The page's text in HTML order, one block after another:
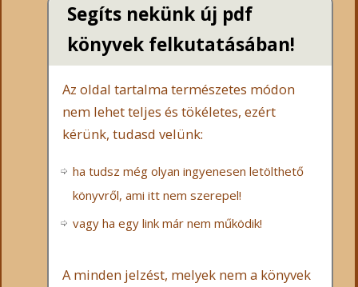
Segíts nekünk új pdf
könyvek felkutatásában!
Az oldal tartalma természetes módon
nem lehet teljes és tökéletes, ezért
kérünk, tudasd velünk:
ha tudsz még olyan ingyenesen letölthető
könyvről, ami itt nem szerepel!
vagy ha egy link már nem működik!
A minden jelzést, melyek nem a könyvek